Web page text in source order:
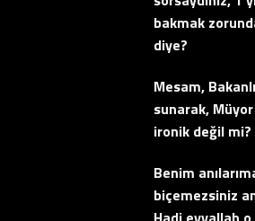
bakmak
diye?
Mesam,
sunarak,
ironik değil mi?
Benim
biçemezsiniz